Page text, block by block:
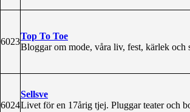
6023
Top To Toe
Bloggar om mode, våra liv, fest, kärlek och
6024
Sellsve
Livet för en 17årig tjej. Pluggar teater och